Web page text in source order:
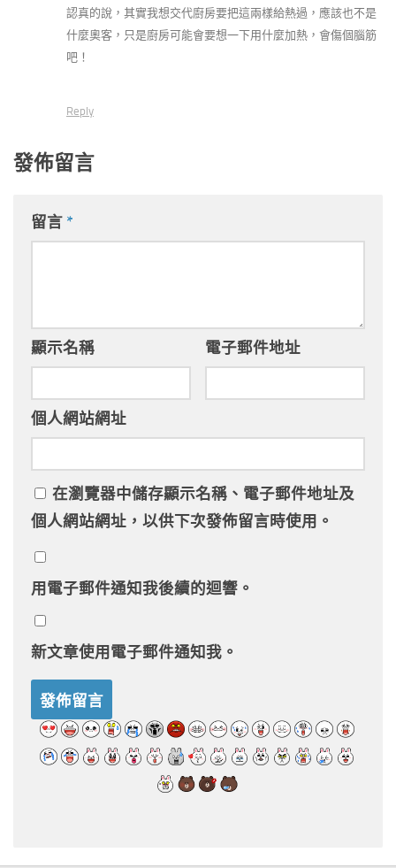
認真的說，其實我想交代廚房要把這兩樣給熱過，應該也不是
什麼奧客，只是廚房可能會要想一下用什麼加熱，會傷個腦筋
吧！
Reply
發佈留言
留言 *
顯示名稱 電子郵件地址
個人網站網址
在瀏覽器中儲存顯示名稱、電子郵件地址及
個人網站網址，以供下次發佈留言時使用。
用電子郵件通知我後續的迴響。
新文章使用電子郵件通知我。